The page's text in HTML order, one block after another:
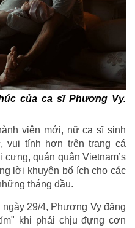
của ca sĩ Phương Vy.
viên mới, nữ ca sĩ sinh
vui tính hơn trên trang cá
quán quân Vietnam’s
lời khuyên bổ ích cho các
tháng đầu.
29/4, Phương Vy đăng
khi phải chịu đựng cơn